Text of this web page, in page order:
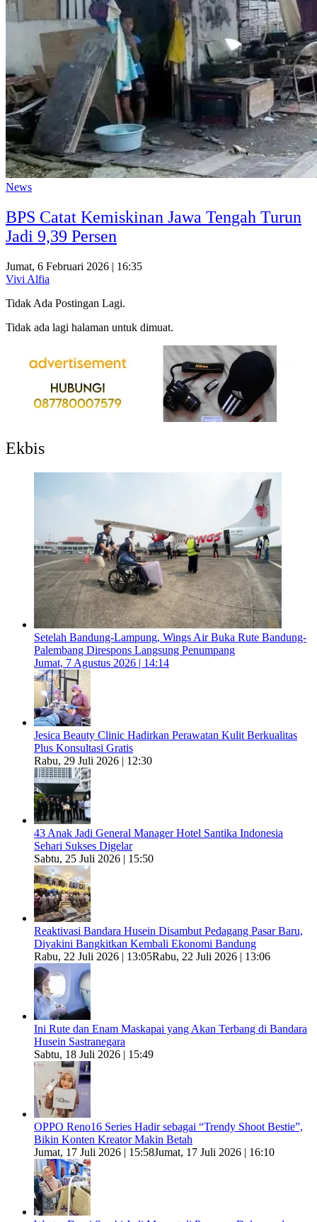
News
BPS Catat Kemiskinan Jawa Tengah Turun
Jadi 9,39 Persen
Jumat, 6 Februari 2026 | 16:35
Vivi Alfia
Tidak Ada Postingan Lagi.
Tidak ada lagi halaman untuk dimuat.
Ekbis
Setelah Bandung-Lampung, Wings Air Buka Rute Bandung-
Palembang Direspons Langsung Penumpang
Jumat, 7 Agustus 2026 | 14:14
Jesica Beauty Clinic Hadirkan Perawatan Kulit Berkualitas
Plus Konsultasi Gratis
Rabu, 29 Juli 2026 | 12:30
43 Anak Jadi General Manager Hotel Santika Indonesia
Sehari Sukses Digelar
Sabtu, 25 Juli 2026 | 15:50
Reaktivasi Bandara Husein Disambut Pedagang Pasar Baru,
Diyakini Bangkitkan Kembali Ekonomi Bandung
Rabu, 22 Juli 2026 | 13:05Rabu, 22 Juli 2026 | 13:06
Ini Rute dan Enam Maskapai yang Akan Terbang di Bandara
Husein Sastranegara
Sabtu, 18 Juli 2026 | 15:49
OPPO Reno16 Series Hadir sebagai “Trendy Shoot Bestie”,
Bikin Konten Kreator Makin Betah
Jumat, 17 Juli 2026 | 15:58Jumat, 17 Juli 2026 | 16:10